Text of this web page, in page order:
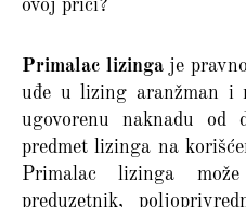
ovoj priči?
Primalac lizingaje
uđe u lizing aranžman i
ugovorenu naknadu od
predmet lizinga na
Primalac lizinga
preduzetnik,